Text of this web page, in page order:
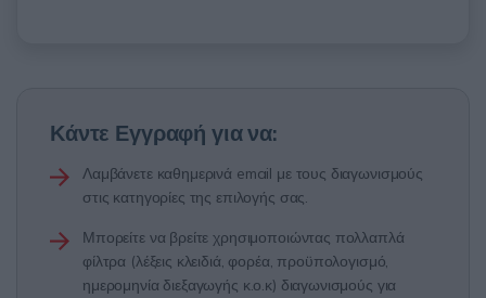
Κάντε Εγγραφή για να:
Λαμβάνετε καθημερινά email με τους διαγωνισμούς
στις κατηγορίες της επιλογής σας.
Μπορείτε να βρείτε χρησιμοποιώντας πολλαπλά
φίλτρα (λέξεις κλειδιά, φορέα, προϋπολογισμό,
ημερομηνία διεξαγωγής κ.ο.κ) διαγωνισμούς για